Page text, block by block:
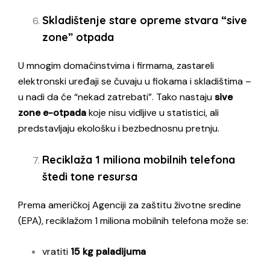
Skladištenje stare opreme stvara “sive
zone” otpada
U mnogim domaćinstvima i firmama, zastareli
elektronski uređaji se čuvaju u fiokama i skladištima –
u nadi da će “nekad zatrebati”. Tako nastajusive
zone e-otpadakoje nisu vidljive u statistici, ali
predstavljaju ekološku i bezbednosnu pretnju.
Reciklaža 1 miliona mobilnih telefona
štedi tone resursa
Prema američkoj Agenciji za zaštitu životne sredine
(EPA), reciklažom 1 miliona mobilnih telefona može se:
vratiti 15 kg paladijuma